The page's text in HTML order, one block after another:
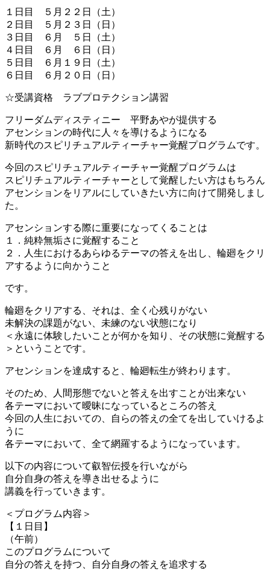
１日目 ５月２２日（土）
２日目 ５月２３日（日）
３日目 ６月 ５日（土）
４日目 ６月 ６日（日）
５日目 ６月１９日（土）
６日目 ６月２０日（日）
☆受講資格 ラブプロテクション講習
フリーダムディスティニー 平野あやが提供する
アセンションの時代に人々を導けるようになる
新時代のスピリチュアルティーチャー覚醒プログラムです。
今回のスピリチュアルティーチャー覚醒プログラムは
スピリチュアルティーチャーとして覚醒したい方はもちろん
アセンションをリアルにしていきたい方に向けて開発しまし
た。
アセンションする際に重要になってくることは
１．純粋無垢さに覚醒すること
２．人生におけるあらゆるテーマの答えを出し、輪廻をクリ
アするように向かうこと
です。
輪廻をクリアする、それは、全く心残りがない
未解決の課題がない、未練のない状態になり
＜永遠に体験したいことが何かを知り、その状態に覚醒する
＞ということです。
アセンションを達成すると、輪廻転生が終わります。
そのため、人間形態でないと答えを出すことが出来ない
各テーマにおいて曖昧になっているところの答え
今回の人生においての、自らの答えの全てを出していけるよ
うに
各テーマにおいて、全て網羅するようになっています。
以下の内容について叡智伝授を行いながら
自分自身の答えを導き出せるように
講義を行っていきます。
＜プログラム内容＞
【１日目】
（午前）
このプログラムについて
自分の答えを持つ、自分自身の答えを追求する